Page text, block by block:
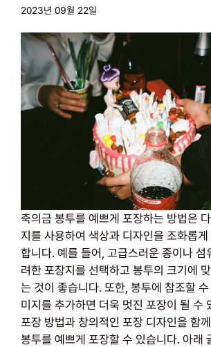
2023년 09월 22일
축의금 봉투를 예쁘게 포장하는 방법은
지를 사용하여 색상과 디자인을 조화롭
합니다. 예를 들어, 고급스러운 종이나 섬
려한 포장지를 선택하고 봉투의 크기에
는 것이 좋습니다. 또한, 봉투에 참조할
미지를 추가하면 더욱 멋진 포장이 될 수
포장 방법과 창의적인 포장 디자인을 함
봉투를 예쁘게 포장할 수 있습니다. 아래